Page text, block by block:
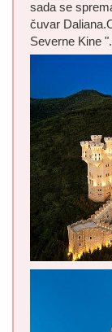
sada se
čuvar
Severne Kine ".